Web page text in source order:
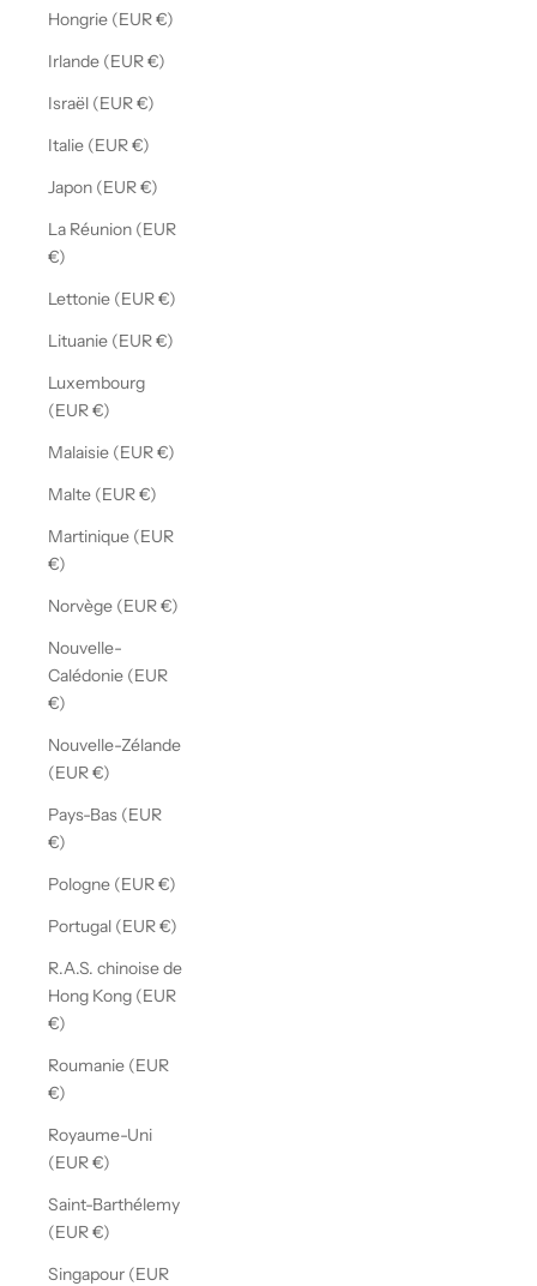
Hongrie (EUR €)
Irlande (EUR €)
Israël (EUR €)
Italie (EUR €)
Japon (EUR €)
La Réunion (EUR
€)
Lettonie (EUR €)
Lituanie (EUR €)
Luxembourg
(EUR €)
Malaisie (EUR €)
Malte (EUR €)
Martinique (EUR
€)
Norvège (EUR €)
Nouvelle-
Calédonie (EUR
€)
Nouvelle-Zélande
(EUR €)
Pays-Bas (EUR
€)
Pologne (EUR €)
Portugal (EUR €)
R.A.S. chinoise de
Hong Kong (EUR
€)
Roumanie (EUR
€)
Royaume-Uni
(EUR €)
Saint-Barthélemy
(EUR €)
Singapour (EUR